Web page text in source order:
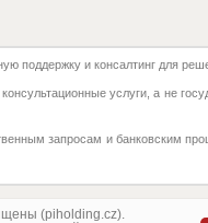
миллионы туристов?
крупной суммой денег нашла своего владельца
поддержку и консалтинг для
услуги, а не
запросам и банковским
(piholding.cz).